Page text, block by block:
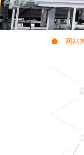
网站